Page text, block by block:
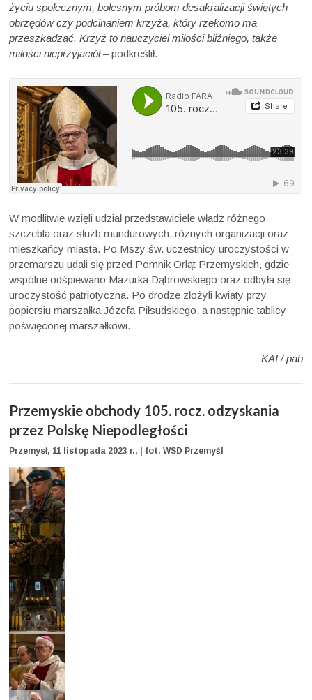
życiu społecznym; bolesnym próbom desakralizacji świętych
obrzędów czy podcinaniem krzyża, który rzekomo ma
przeszkadzać. Krzyż to nauczyciel miłości bliźniego, także
miłości nieprzyjaciół– podkreślił.
W modlitwie wzięli udział przedstawiciele władz różnego
szczebla oraz służb mundurowych, różnych organizacji oraz
mieszkańcy miasta. Po Mszy św. uczestnicy uroczystości w
przemarszu udali się przed Pomnik Orląt Przemyskich, gdzie
wspólne odśpiewano Mazurka Dąbrowskiego oraz odbyła się
uroczystość patriotyczna. Po drodze złożyli kwiaty przy
popiersiu marszałka Józefa Piłsudskiego, a następnie tablicy
poświęconej marszałkowi.
KAI / pab
Przemyskie obchody 105. rocz. odzyskania
przez Polskę Niepodległości
Przemysł, 11 listopada 2023 r., | fot. WSD Przemyśl